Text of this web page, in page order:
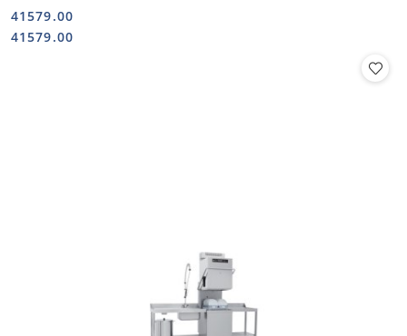
Cena:
41579.00
Cena:
41579.00